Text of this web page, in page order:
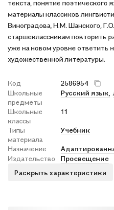
текста, понятие поэтического
материалы классиков
Виноградова, Н.М. Шанского,
старшеклассникам повторить
уже на новом уровне ответить
художественной литературы.
Код
2586954
Школьные
предметы
Русский язык,
Школьные
классы
11
Типы
материала
Учебник
Назначение
Издательство
Просвещение
Раскрыть характеристики